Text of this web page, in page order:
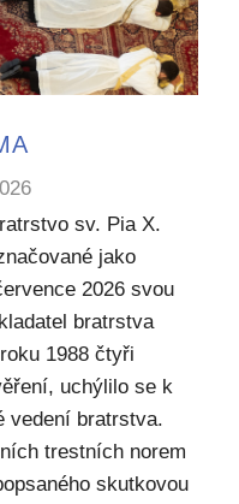
sv. Pia X.
jako
2026 svou
bratrstva
1988 čtyři
uchýlilo se k
vedení bratrstva.
trestních norem
skutkovou